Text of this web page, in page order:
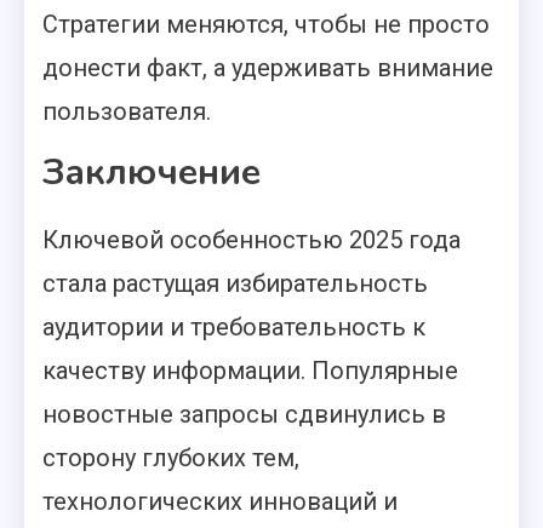
Стратегии меняются, чтобы не просто
донести факт, а удерживать внимание
пользователя.
Заключение
Ключевой особенностью 2025 года
стала растущая избирательность
аудитории и требовательность к
качеству информации. Популярные
новостные запросы сдвинулись в
сторону глубоких тем,
технологических инноваций и